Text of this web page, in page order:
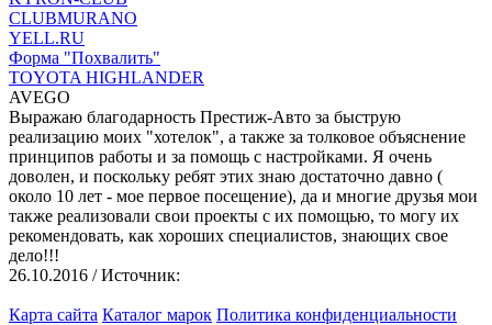
CLUBMURANO
YELL.RU
Форма "Похвалить"
TOYOTA HIGHLANDER
AVEGO
Выражаю благодарность Престиж-Авто за быструю
реализацию моих "хотелок", а также за толковое объяснение
принципов работы и за помощь с настройками. Я очень
доволен, и поскольку ребят этих знаю достаточно давно (
около 10 лет - мое первое посещение), да и многие друзья мои
также реализовали свои проекты с их помощью, то могу их
рекомендовать, как хороших специалистов, знающих свое
дело!!!
26.10.2016 / Источник:
Карта сайта Каталог марок Политика конфиденциальности